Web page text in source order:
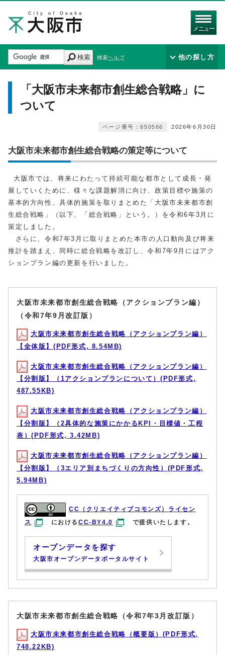
メニュー
検索 検索ヘルプ 他の探し方
「大阪市未来都市創生総合戦略」に
ついて
2026年6月30日
ページ番号：650566
大阪市未来都市創生総合戦略の策定等について
大阪市では、将来にわたって持続可能な都市として成長・発
展していくために、様々な課題解消に向け、政策目標や施策の
基本的方向性、具体的施策を取りまとめた「大阪市未来都市創
生総合戦略」（以下、「総合戦略」という。）を令和6年3月に
策定しました。
さらに、令和7年3月に取りまとめた本市の人口動向及び将来
推計を踏まえ、同時に総合戦略を改訂し、令和7年9月にはアク
ションプラン編の更新を行いました。
大阪市未来都市創生総合戦略（アクションプラン編）
（令和7年9月改訂版）
大阪市未来都市創生総合戦略（アクションプラン編）
【全体版】(PDF形式, 8.54MB)
大阪市未来都市創生総合戦略（アクションプラン編）
【分割版】（1アクションプランについて）(PDF形式,
487.55KB)
大阪市未来都市創生総合戦略（アクションプラン編）
【分割版】（2具体的な施策にかかるKPI・目標値・工程
表）(PDF形式, 3.42MB)
大阪市未来都市創生総合戦略（アクションプラン編）
【分割版】（3エリア別まちづくりの方向性）(PDF形式,
5.94MB)
CC（クリエイティブコモンズ）ライセン
ス
におけるCC-BY4.0 で提供いたします。
オープンデータを探す
大阪市オープンデータポータルサイト
大阪市未来都市創生総合戦略（令和7年3月改訂版）
大阪市未来都市創生総合戦略（概要版）(PDF形式,
748.22KB)